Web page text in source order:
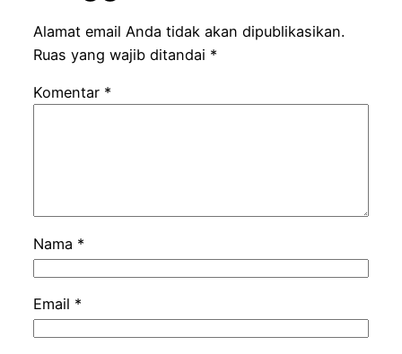
Alamat email Anda tidak akan dipublikasikan.
Ruas yang wajib ditandai *
Komentar *
Nama *
Email *